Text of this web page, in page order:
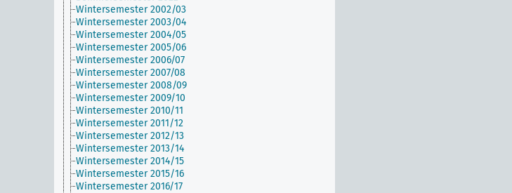
Wintersemester 2002/03
Wintersemester 2003/04
Wintersemester 2004/05
Wintersemester 2005/06
Wintersemester 2006/07
Wintersemester 2007/08
Wintersemester 2008/09
Wintersemester 2009/10
Wintersemester 2010/11
Wintersemester 2011/12
Wintersemester 2012/13
Wintersemester 2013/14
Wintersemester 2014/15
Wintersemester 2015/16
Wintersemester 2016/17